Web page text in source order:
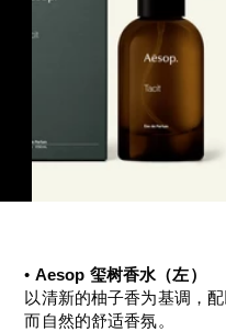
• Aesop 玺树香水（左）
以清新的柚子香为基调，
而自然的舒适香氛。